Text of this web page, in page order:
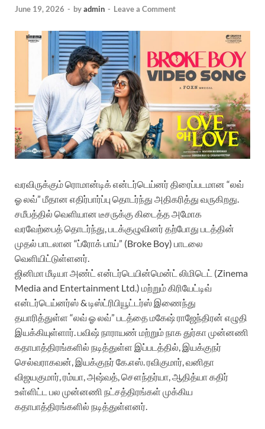
June 19, 2026 - byadmin - Leave a Comment
வரவிருக்கும் ரொமான்டிக் என்டர்டெய்னர் திரைப்படமான “லவ்
ஓ லவ்” மீதான எதிர்பார்ப்பு தொடர்ந்து அதிகரித்து வருகிறது.
சமீபத்தில் வெளியான டீசருக்கு கிடைத்த அமோக
வரவேற்பைத் தொடர்ந்து, படக்குழுவினர் தற்போது படத்தின்
முதல் பாடலான “ப்ரோக் பாய்” (Broke Boy) பாடலை
வெளியிட்டுள்ளனர்.
ஜினிமா மீடியா அண்ட் என்டர்டெயின்மென்ட் லிமிடெட் (Zinema
Media and Entertainment Ltd.) மற்றும் கிரியேட்டிவ்
என்டர்டெய்னர்ஸ் & டிஸ்ட்ரிபியூட்டர்ஸ் இணைந்து
தயாரித்துள்ள “லவ் ஓ லவ்” படத்தை மகேஷ் ராஜேந்திரன் எழுதி
இயக்கியுள்ளார். பவிஷ் நாராயண் மற்றும் நாக துர்கா முன்னணி
கதாபாத்திரங்களில் நடித்துள்ள இப்படத்தில், இயக்குநர்
செல்வராகவன், இயக்குநர் கே.எஸ். ரவிகுமார், வனிதா
விஜயகுமார், ரம்யா, அஷ்வத், சௌந்தர்யா, ஆதித்யா கதிர்
உள்ளிட்ட பல முன்னணி நட்சத்திரங்கள் முக்கிய
கதாபாத்திரங்களில் நடித்துள்ளனர்.